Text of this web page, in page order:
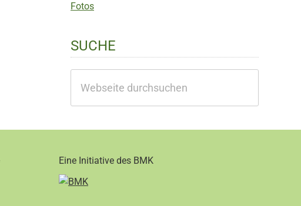
Fotos
SUCHE
durchsuchen
Eine Initiative des BMK